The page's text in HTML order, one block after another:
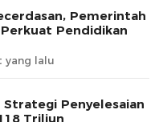
Pemerintah
Pendidikan
yang lalu
Penyelesaian
Triliun